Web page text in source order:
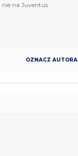
na Juventus.
OZNACZ AUTORA